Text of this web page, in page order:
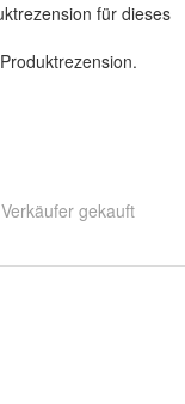
für dieses
.
gekauft